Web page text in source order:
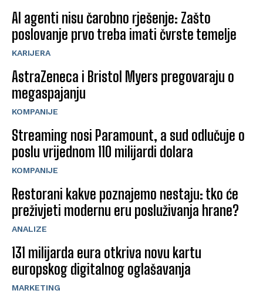
AI agenti nisu čarobno rješenje: Zašto
poslovanje prvo treba imati čvrste temelje
KARIJERA
AstraZeneca i Bristol Myers pregovaraju o
megaspajanju
KOMPANIJE
Streaming nosi Paramount, a sud odlučuje o
poslu vrijednom 110 milijardi dolara
KOMPANIJE
Restorani kakve poznajemo nestaju: tko će
preživjeti modernu eru posluživanja hrane?
ANALIZE
131 milijarda eura otkriva novu kartu
europskog digitalnog oglašavanja
MARKETING